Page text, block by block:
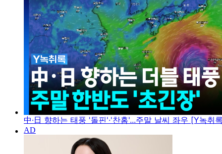
中·日 향하는 태풍 '돌핀'·'찬홈'...주말 날씨 좌우 [Y녹취